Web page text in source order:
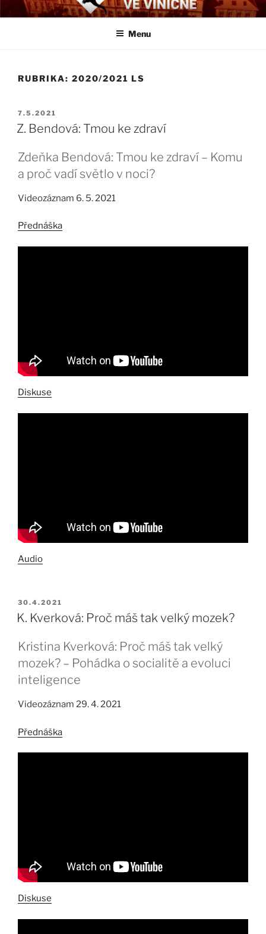
k
BIOLOGICKÉ ČTVRTKY VE
Určeno všem zájemcům o evoluci a obecnější biologická témata
Menu
RUBRIKA: 2020/2021 LS
PUBLIKOVÁNO
7.5.2021
Z. Bendová: Tmou ke zdraví
Zdeňka Bendová: Tmou ke zdraví – Komu
a proč vadí světlo v noci?
Videozáznam 6. 5. 2021
Přednáška
Diskuse
Audio
PUBLIKOVÁNO
30.4.2021
K. Kverková: Proč máš tak velký mozek?
Kristina Kverková: Proč máš tak velký
mozek? – Pohádka o socialitě a evoluci
inteligence
Videozáznam 29. 4. 2021
Přednáška
Diskuse